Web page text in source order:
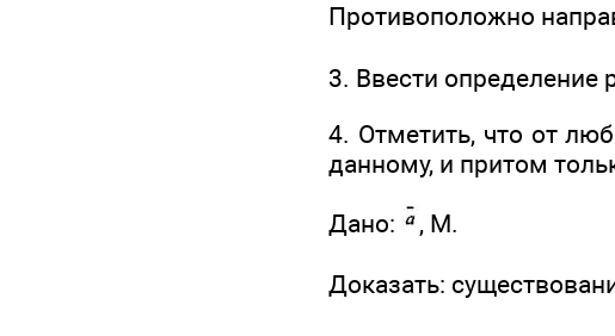
Противоположно
3. Ввести определение
4. Отметить, что от
данному, и притом
Дано: , М.
Доказать: